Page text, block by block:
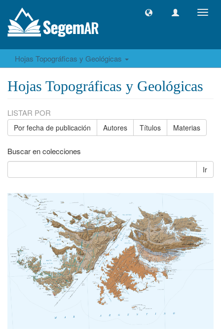
Hojas Topográficas y Geológicas
Hojas Topográficas y Geológicas
LISTAR POR
Por fecha de publicación Autores Títulos Materias
Buscar en colecciones
Ir